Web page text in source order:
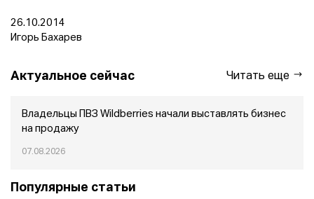
26.10.2014
Игорь Бахарев
Актуальное сейчас Читать еще
Владельцы ПВЗ Wildberries начали выставлять бизнес
на продажу
07.08.2026
Популярные статьи